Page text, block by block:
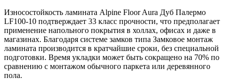
Износостойкость ламината Alpine Floor Aura Дуб Палермо
LF100-10 подтверждает 33 класс прочности, что предполагает
применение напольного покрытия в холлах, офисах и даже в
магазинах. Благодаря системе замков типа Замковое монтаж
ламината производится в кратчайшие сроки, без специальной
подготовки. Время укладки может быть сокращено на 70% по
сравнению с монтажом обычного паркета или деревянного
пола.